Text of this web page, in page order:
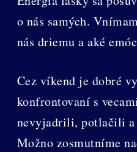
o nás samých.
nás driemu a aké
Cez víkend je dobré
konfrontovaní s
nevyjadrili, potlačili a
Možno zosmutníme